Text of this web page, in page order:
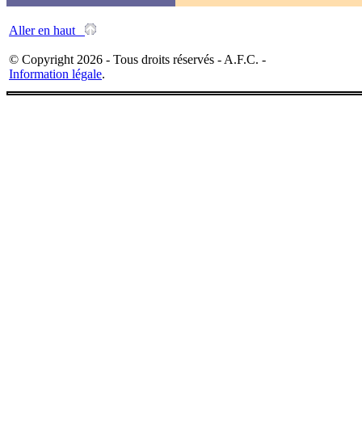
Aller en haut
© Copyright 2026 - Tous droits réservés - A.F.C. -
Information légale.